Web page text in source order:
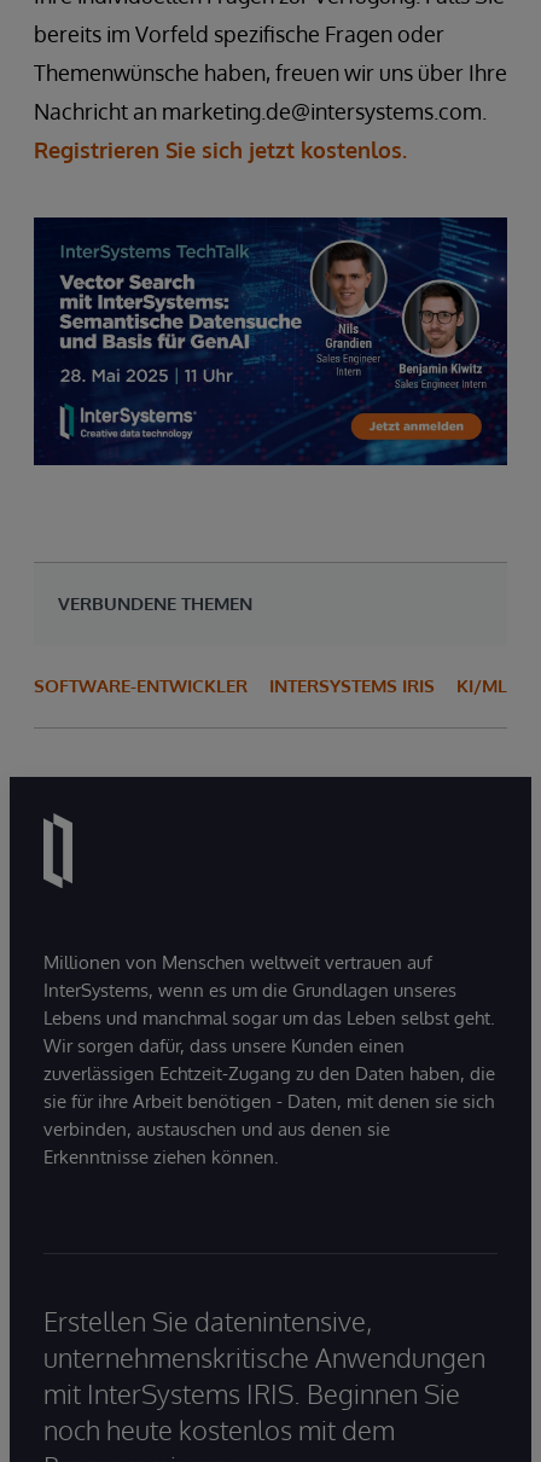
bereits im Vorfeld spezifische Fragen oder
Themenwünsche haben, freuen wir uns über Ihre
Nachricht an marketing.de@intersystems.com.
Registrieren Sie sich jetzt kostenlos.
VERBUNDENE THEMEN
SOFTWARE-ENTWICKLER INTERSYSTEMS IRIS KI/ML
Millionen von Menschen weltweit vertrauen auf
InterSystems, wenn es um die Grundlagen unseres
Lebens und manchmal sogar um das Leben selbst geht.
Wir sorgen dafür, dass unsere Kunden einen
zuverlässigen Echtzeit-Zugang zu den Daten haben, die
sie für ihre Arbeit benötigen - Daten, mit denen sie sich
verbinden, austauschen und aus denen sie
Erkenntnisse ziehen können.
Erstellen Sie datenintensive,
unternehmenskritische Anwendungen
mit InterSystems IRIS. Beginnen Sie
noch heute kostenlos mit dem